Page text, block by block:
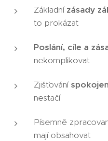
Základní zásady
to prokázat
Poslání, cíle a
nekomplikovat
Zjišťování
nestačí
Písemně
mají obsahovat